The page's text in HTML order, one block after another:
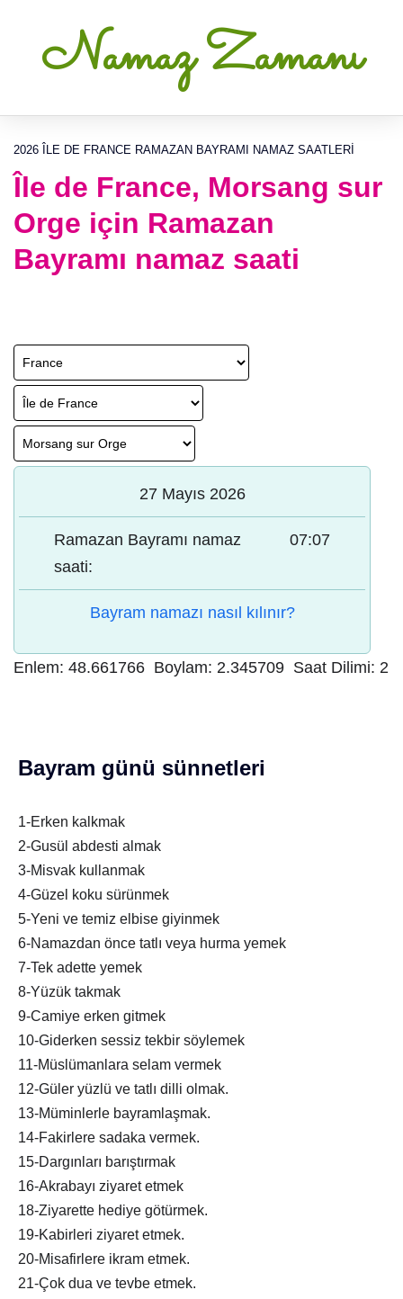
Namaz Zamanı
2026 ÎLE DE FRANCE RAMAZAN BAYRAMI NAMAZ SAATLERI
Île de France, Morsang sur
Orge için Ramazan
Bayramı namaz saati
27 Mayıs 2026
Ramazan Bayramı namaz
saati:
07:07
Bayram namazı nasıl kılınır?
Enlem: 48.661766 Boylam: 2.345709 Saat Dilimi: 2
Bayram günü sünnetleri
1-Erken kalkmak
2-Gusül abdesti almak
3-Misvak kullanmak
4-Güzel koku sürünmek
5-Yeni ve temiz elbise giyinmek
6-Namazdan önce tatlı veya hurma yemek
7-Tek adette yemek
8-Yüzük takmak
9-Camiye erken gitmek
10-Giderken sessiz tekbir söylemek
11-Müslümanlara selam vermek
12-Güler yüzlü ve tatlı dilli olmak.
13-Müminlerle bayramlaşmak.
14-Fakirlere sadaka vermek.
15-Dargınları barıştırmak
16-Akrabayı ziyaret etmek
18-Ziyarette hediye götürmek.
19-Kabirleri ziyaret etmek.
20-Misafirlere ikram etmek.
21-Çok dua ve tevbe etmek.